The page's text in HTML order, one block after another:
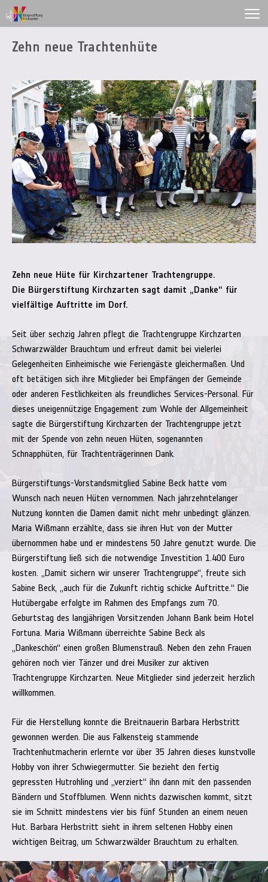
Zehn neue Trachtenhüte
Zehn neue Hüte für Kirchzartener Trachtengruppe.
Die Bürgerstiftung Kirchzarten sagt damit „Danke“ für
vielfältige Auftritte im Dorf.
Seit über sechzig Jahren pflegt die Trachtengruppe Kirchzarten
Schwarzwälder Brauchtum und erfreut damit bei vielerlei
Gelegenheiten Einheimische wie Feriengäste gleichermaßen. Und
oft betätigen sich ihre Mitglieder bei Empfängen der Gemeinde
oder anderen Festlichkeiten als freundliches Services-Personal. Für
dieses uneigennützige Engagement zum Wohle der Allgemeinheit
sagte die Bürgerstiftung Kirchzarten der Trachtengruppe jetzt
mit der Spende von zehn neuen Hüten, sogenannten
Schnapphüten, für Trachtenträgerinnen Dank.
Bürgerstiftungs-Vorstandsmitglied Sabine Beck hatte vom
Wunsch nach neuen Hüten vernommen. Nach jahrzehntelanger
Nutzung konnten die Damen damit nicht mehr unbedingt glänzen.
Maria Wißmann erzählte, dass sie ihren Hut von der Mutter
übernommen habe und er mindestens 50 Jahre genutzt wurde. Die
Bürgerstiftung ließ sich die notwendige Investition 1.400 Euro
kosten. „Damit sichern wir unserer Trachtengruppe“, freute sich
Sabine Beck, „auch für die Zukunft richtig schicke Auftritte.“ Die
Hutübergabe erfolgte im Rahmen des Empfangs zum 70.
Geburtstag des langjährigen Vorsitzenden Johann Bank beim Hotel
Fortuna. Maria Wißmann überreichte Sabine Beck als
„Dankeschön“ einen großen Blumenstrauß. Neben den zehn Frauen
gehören noch vier Tänzer und drei Musiker zur aktiven
Trachtengruppe Kirchzarten. Neue Mitglieder sind jederzeit herzlich
willkommen.
Für die Herstellung konnte die Breitnauerin Barbara Herbstritt
gewonnen werden. Die aus Falkensteig stammende
Trachtenhutmacherin erlernte vor über 35 Jahren dieses kunstvolle
Hobby von ihrer Schwiegermutter. Sie bezieht den fertig
gepressten Hutrohling und „verziert“ ihn dann mit den passenden
Bändern und Stoffblumen. Wenn nichts dazwischen kommt, sitzt
sie im Schnitt mindestens vier bis fünf Stunden an einem neuen
Hut. Barbara Herbstritt sieht in ihrem seltenen Hobby einen
wichtigen Beitrag, um Schwarzwälder Brauchtum zu erhalten.